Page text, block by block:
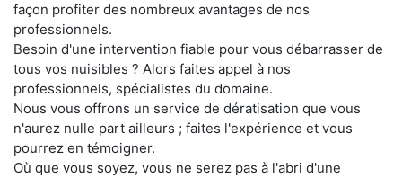
façon profiter des nombreux avantages de nos
professionnels.
Besoin d'une intervention fiable pour vous débarrasser de
tous vos nuisibles ? Alors faites appel à nos
professionnels, spécialistes du domaine.
Nous vous offrons un service de dératisation que vous
n'aurez nulle part ailleurs ; faites l'expérience et vous
pourrez en témoigner.
Où que vous soyez, vous ne serez pas à l'abri d'une